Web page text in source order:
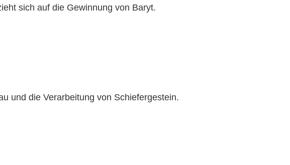
sich auf die Gewinnung von Baryt.
und die Verarbeitung von Schiefergestein.